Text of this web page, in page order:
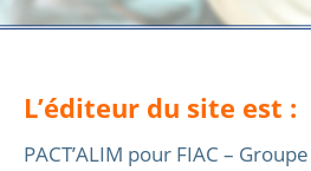
L’éditeur du site est :
PACT’ALIM pour FIAC –